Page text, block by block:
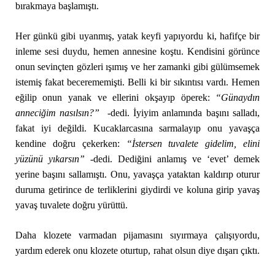
bırakmaya başlamıştı.
Her günkü gibi uyanmış, yatak keyfi yapıyordu ki, hafifçe bir
inleme sesi duydu, hemen annesine koştu. Kendisini görünce
onun sevinçten gözleri ışımış ve her zamanki gibi gülümsemek
istemiş fakat becerememişti. Belli ki bir sıkıntısı vardı. Hemen
eğilip onun yanak ve ellerini okşayıp öperek:
“Günaydın
anneciğim nasılsın?” -dedi. İyiyim anlamında başını salladı,
fakat iyi değildi. Kucaklarcasına sarmalayıp onu yavaşça
kendine doğru çekerken:
“İstersen tuvalete gidelim, elini
yüzünü yıkarsın” -dedi. Dediğini anlamış ve ‘evet’ demek
yerine başını sallamıştı. Onu, yavaşça yataktan kaldırıp oturur
duruma getirince de terliklerini giydirdi ve koluna girip yavaş
yavaş tuvalete doğru yürüttü.
Daha klozete varmadan pijamasını sıyırmaya çalışıyordu,
yardım ederek onu klozete oturtup, rahat olsun diye dışarı çıktı.